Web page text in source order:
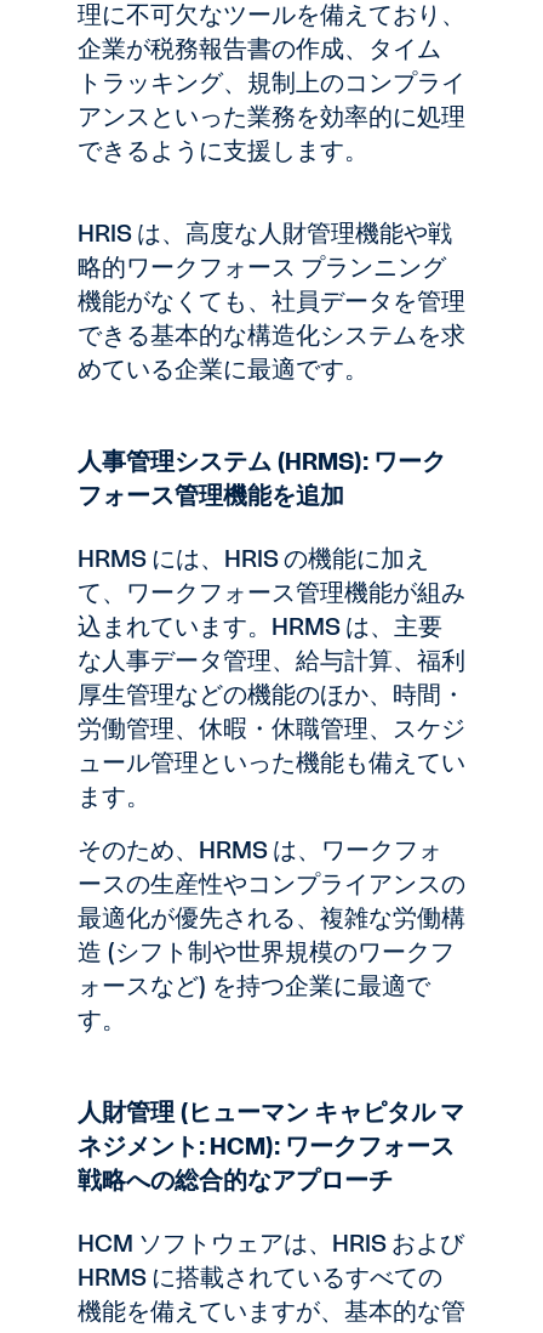
理に不可欠なツールを備えており、
企業が税務報告書の作成、タイム
トラッキング、規制上のコンプライ
アンスといった業務を効率的に処理
できるように支援します。
HRIS は、高度な人財管理機能や戦
略的ワークフォース プランニング
機能がなくても、社員データを管理
できる基本的な構造化システムを求
めている企業に最適です。
人事管理システム (HRMS): ワーク
フォース管理機能を追加
HRMS には、HRIS の機能に加え
て、ワークフォース管理機能が組み
込まれています。HRMS は、主要
な人事データ管理、給与計算、福利
厚生管理などの機能のほか、時間・
労働管理、休暇・休職管理、スケジ
ュール管理といった機能も備えてい
ます。
そのため、HRMS は、ワークフォ
ースの生産性やコンプライアンスの
最適化が優先される、複雑な労働構
造 (シフト制や世界規模のワークフ
ォースなど) を持つ企業に最適で
す。
人財管理 (ヒューマン キャピタル マ
ネジメント: HCM): ワークフォース
戦略への総合的なアプローチ
HCM ソフトウェアは、HRIS および
HRMS に搭載されているすべての
機能を備えていますが、基本的な管